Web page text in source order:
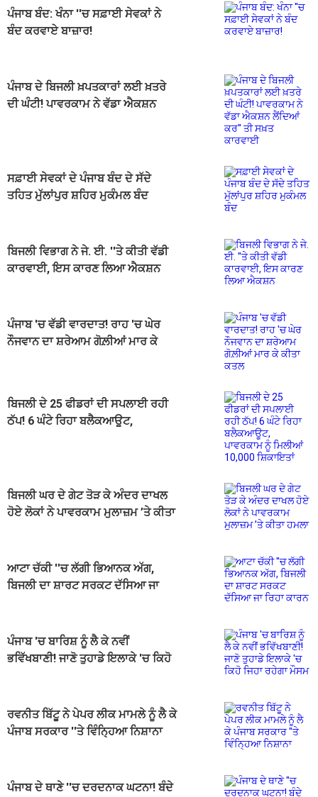
ਪੰਜਾਬ ਬੰਦ: ਖੰਨਾ ''ਚ ਸਫ਼ਾਈ ਸੇਵਕਾਂ ਨੇ
ਬੰਦ ਕਰਵਾਏ ਬਾਜ਼ਾਰ!
ਪੰਜਾਬ ਦੇ ਬਿਜਲੀ ਖ਼ਪਤਕਾਰਾਂ ਲਈ ਖ਼ਤਰੇ
ਦੀ ਘੰਟੀ! ਪਾਵਰਕਾਮ ਨੇ ਵੱਡਾ ਐਕਸ਼ਨ
ਸਫ਼ਾਈ ਸੇਵਕਾਂ ਦੇ ਪੰਜਾਬ ਬੰਦ ਦੇ ਸੱਦੇ
ਤਹਿਤ ਮੁੱਲਾਂਪੁਰ ਸ਼ਹਿਰ ਮੁਕੰਮਲ ਬੰਦ
ਬਿਜਲੀ ਵਿਭਾਗ ਨੇ ਜੇ. ਈ. ''ਤੇ ਕੀਤੀ ਵੱਡੀ
ਕਾਰਵਾਈ, ਇਸ ਕਾਰਣ ਲਿਆ ਐਕਸ਼ਨ
ਪੰਜਾਬ 'ਚ ਵੱਡੀ ਵਾਰਦਾਤ! ਰਾਹ 'ਚ ਘੇਰ
ਨੌਜਵਾਨ ਦਾ ਸ਼ਰੇਆਮ ਗੋਲ਼ੀਆਂ ਮਾਰ ਕੇ
ਬਿਜਲੀ ਦੇ 25 ਫੀਡਰਾਂ ਦੀ ਸਪਲਾਈ ਰਹੀ
ਠੱਪ! 6 ਘੰਟੇ ਰਿਹਾ ਬਲੈਕਆਊਟ,
ਬਿਜਲੀ ਘਰ ਦੇ ਗੇਟ ਤੋੜ ਕੇ ਅੰਦਰ ਦਾਖਲ
ਹੋਏ ਲੋਕਾਂ ਨੇ ਪਾਵਰਕਾਮ ਮੁਲਾਜ਼ਮ ’ਤੇ ਕੀਤਾ
ਆਟਾ ਚੱਕੀ ''ਚ ਲੱਗੀ ਭਿਆਨਕ ਅੱਗ,
ਬਿਜਲੀ ਦਾ ਸ਼ਾਰਟ ਸਰਕਟ ਦੱਸਿਆ ਜਾ
ਪੰਜਾਬ 'ਚ ਬਾਰਿਸ਼ ਨੂੰ ਲੈ ਕੇ ਨਵੀਂ
ਭਵਿੱਖਬਾਣੀ! ਜਾਣੋ ਤੁਹਾਡੇ ਇਲਾਕੇ 'ਚ ਕਿਹੋ
ਰਵਨੀਤ ਬਿੱਟੂ ਨੇ ਪੇਪਰ ਲੀਕ ਮਾਮਲੇ ਨੂੰ ਲੈ ਕੇ
ਪੰਜਾਬ ਸਰਕਾਰ ''ਤੇ ਵਿੰਨ੍ਹਿਆ ਨਿਸ਼ਾਨਾ
ਪੰਜਾਬ ਦੇ ਥਾਣੇ ''ਚ ਦਰਦਨਾਕ ਘਟਨਾ! ਬੰਦੇ